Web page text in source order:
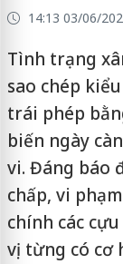
14:13 03/06/
Tình trạng
sao chép
trái phép
biến ngày
vi. Đáng báo
chấp, vi
chính các
vị từng có cơ